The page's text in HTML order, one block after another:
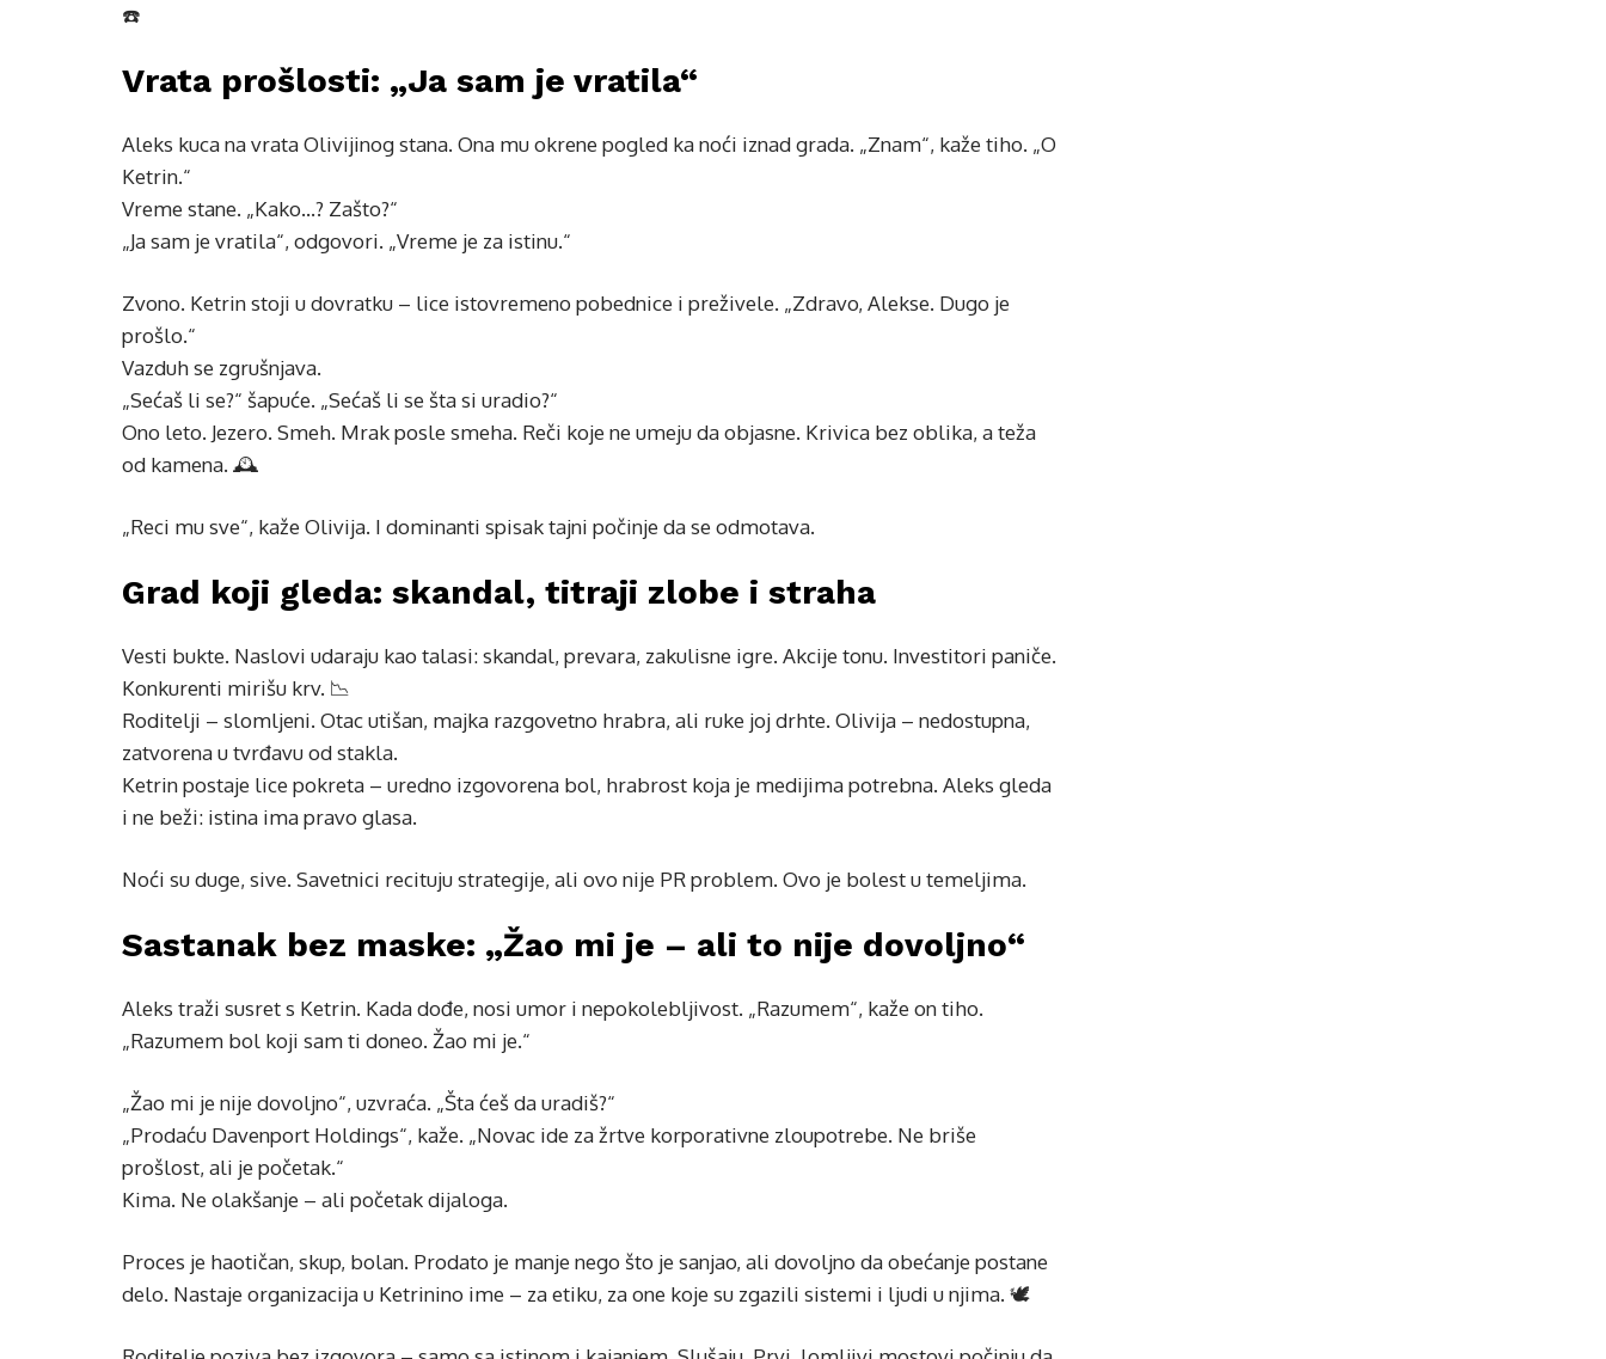
☎️
Vrata prošlosti: „Ja sam je vratila“
Aleks kuca na vrata Olivijinog stana. Ona mu okrene pogled ka noći iznad grada. „Znam“, kaže tiho. „O
Ketrin.“
Vreme stane. „Kako…? Zašto?“
„Ja sam je vratila“, odgovori. „Vreme je za istinu.“
Zvono. Ketrin stoji u dovratku – lice istovremeno pobednice i preživele. „Zdravo, Alekse. Dugo je
prošlo.“
Vazduh se zgrušnjava.
„Sećaš li se?“ šapuće. „Sećaš li se šta si uradio?“
Ono leto. Jezero. Smeh. Mrak posle smeha. Reči koje ne umeju da objasne. Krivica bez oblika, a teža
od kamena. 🕰️
„Reci mu sve“, kaže Olivija. I dominanti spisak tajni počinje da se odmotava.
Grad koji gleda: skandal, titraji zlobe i straha
Vesti bukte. Naslovi udaraju kao talasi: skandal, prevara, zakulisne igre. Akcije tonu. Investitori paniče.
Konkurenti mirišu krv. 📉
Roditelji – slomljeni. Otac utišan, majka razgovetno hrabra, ali ruke joj drhte. Olivija – nedostupna,
zatvorena u tvrđavu od stakla.
Ketrin postaje lice pokreta – uredno izgovorena bol, hrabrost koja je medijima potrebna. Aleks gleda
i ne beži: istina ima pravo glasa.
Noći su duge, sive. Savetnici recituju strategije, ali ovo nije PR problem. Ovo je bolest u temeljima.
Sastanak bez maske: „Žao mi je – ali to nije dovoljno“
Aleks traži susret s Ketrin. Kada dođe, nosi umor i nepokolebljivost. „Razumem“, kaže on tiho.
„Razumem bol koji sam ti doneo. Žao mi je.“
„Žao mi je nije dovoljno“, uzvraća. „Šta ćeš da uradiš?“
„Prodaću Davenport Holdings“, kaže. „Novac ide za žrtve korporativne zloupotrebe. Ne briše
prošlost, ali je početak.“
Kima. Ne olakšanje – ali početak dijaloga.
Proces je haotičan, skup, bolan. Prodato je manje nego što je sanjao, ali dovoljno da obećanje postane
delo. Nastaje organizacija u Ketrinino ime – za etiku, za one koje su zgazili sistemi i ljudi u njima. 🕊️